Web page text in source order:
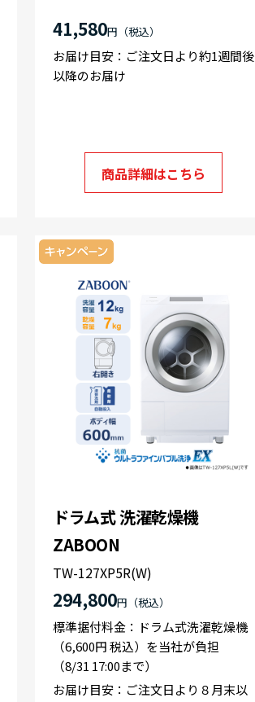
41,580円
お届け目安：ご注文日より約1週間後
以降のお届け
商品詳細はこちら
ドラム式 洗濯乾燥機
ZABOON
TW-127XP5R(W)
294,800円
標準据付料金：ドラム式洗濯乾燥機
（6,600円 税込）を当社が負担
（8/31 17:00まで）
お届け目安：ご注文日より８月末以